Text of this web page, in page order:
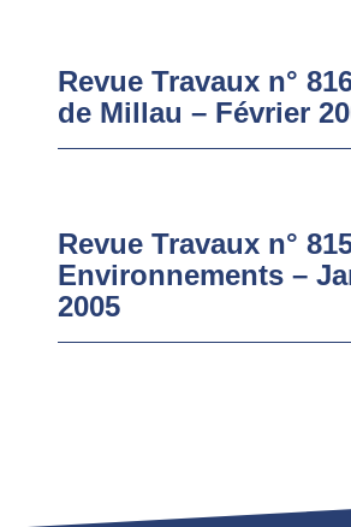
Revue Travaux n°
de Millau – Février
Revue Travaux n°
Environnements –
2005